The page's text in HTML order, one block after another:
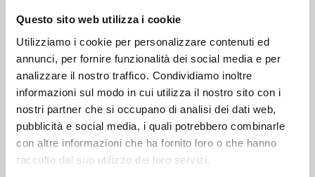
Questo sito web utilizza i cookie
Utilizziamo i cookie per personalizzare contenuti ed
annunci, per fornire funzionalità dei social media e per
analizzare il nostro traffico. Condividiamo inoltre
informazioni sul modo in cui utilizza il nostro sito con i
nostri partner che si occupano di analisi dei dati web,
pubblicità e social media, i quali potrebbero combinarle
con altre informazioni che ha fornito loro o che hanno
raccolto dal suo utilizzo dei loro servizi.
Altri volumi della serie